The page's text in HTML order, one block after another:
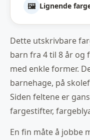
🖼️ Lignende
Dette utskrivbare
barn fra 4 til 8 år og
med enkle former.
barnehage, på
Siden feltene er
fargestifter,
En fin måte å jobbe